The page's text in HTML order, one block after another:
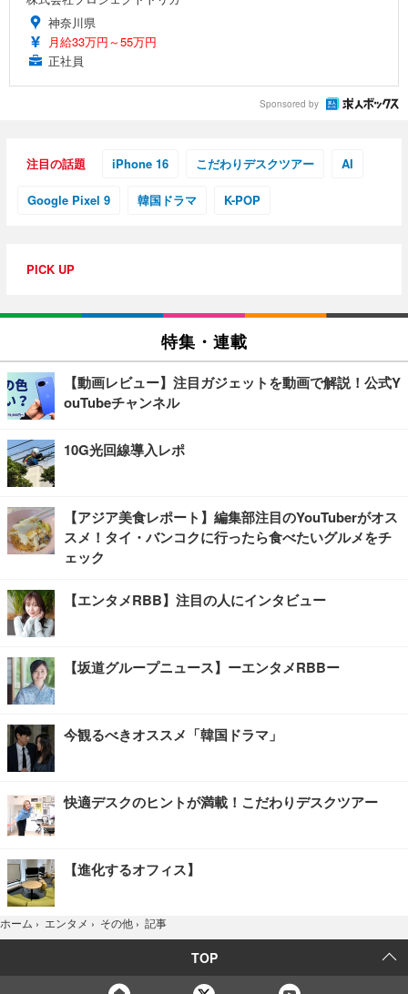
神奈川県
月給33万円～55万円
正社員
Sponsored by
注目の話題 iPhone 16 こだわりデスクツアー AI
Google Pixel 9 韓国ドラマ K-POP
PICK UP
特集・連載
【動画レビュー】注目ガジェットを動画で解説！公式Y
ouTubeチャンネル
10G光回線導入レポ
【アジア美食レポート】編集部注目のYouTuberがオス
スメ！タイ・バンコクに行ったら食べたいグルメをチ
ェック
【エンタメRBB】注目の人にインタビュー
【坂道グループニュース】ーエンタメRBBー
今観るべきオススメ「韓国ドラマ」
快適デスクのヒントが満載！こだわりデスクツアー
【進化するオフィス】
ホーム › エンタメ › その他 › 記事
TOP